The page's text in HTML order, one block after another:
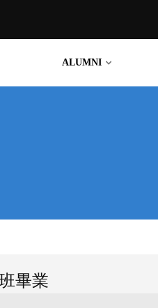
ALUMNI
畢業